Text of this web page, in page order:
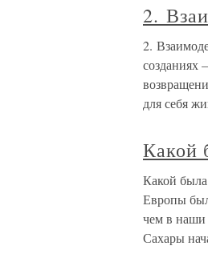
2.
2.
созданиях
для себя
Какой
Какой
Европы
чем в наши
Сахары